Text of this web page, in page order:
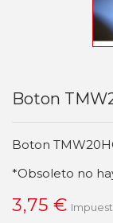
Boton
Boton
*Obsoleto no
3,75 €